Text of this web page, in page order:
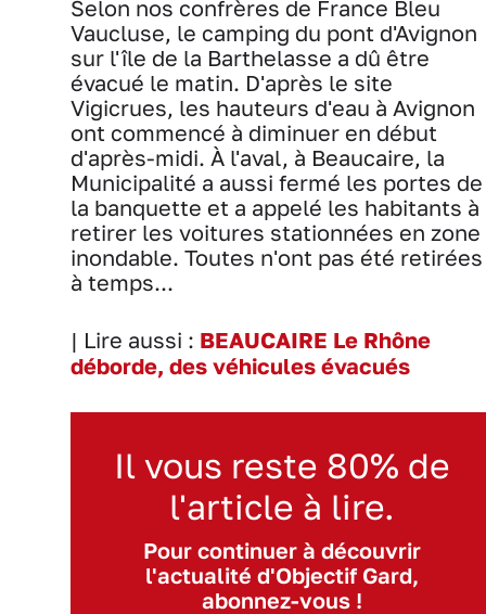
Selon nos confrères de France Bleu
Vaucluse, le camping du pont d'Avignon
sur l'île de la Barthelasse a dû être
évacué le matin. D'après le site
Vigicrues, les hauteurs d'eau à Avignon
ont commencé à diminuer en début
d'après-midi. À l'aval, à Beaucaire, la
Municipalité a aussi fermé les portes de
la banquette et a appelé les habitants à
retirer les voitures stationnées en zone
inondable. Toutes n'ont pas été retirées
à temps...
| Lire aussi : BEAUCAIRE Le Rhône
déborde, des véhicules évacués
Il vous reste 80% de
l'article à lire.
Pour continuer à découvrir
l'actualité d'Objectif Gard,
abonnez-vous !